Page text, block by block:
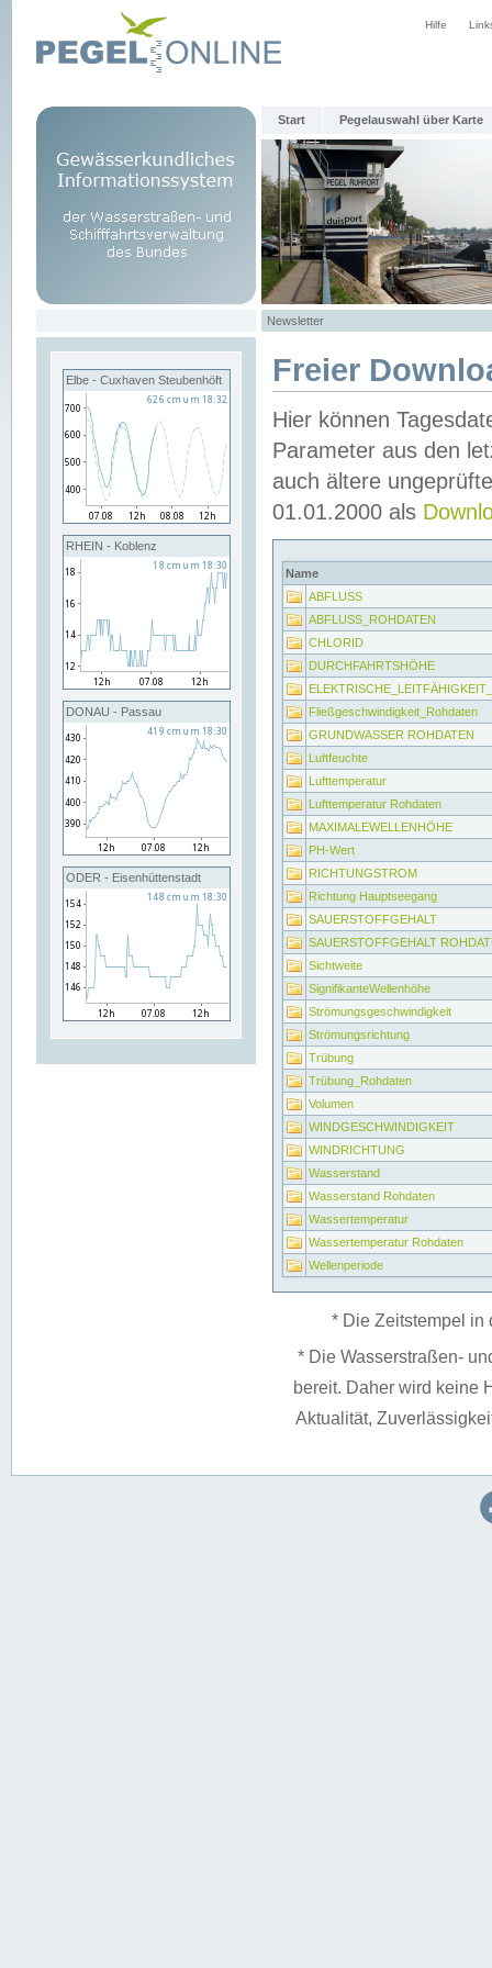
Hilfe
Start Pegelauswahl über Karte
Newsletter
Elbe - Cuxhaven Steubenhöft
RHEIN - Koblenz
DONAU - Passau
ODER - Eisenhüttenstadt
Freier
Hier können
Parameter aus den
auch ältere
01.01.2000 als
Name
ABFLUSS
ABFLUSS_ROHDATEN
CHLORID
DURCHFAHRTSHÖHE
Fließgeschwindigkeit_Rohdaten
GRUNDWASSER ROHDATEN
Luftfeuchte
Lufttemperatur
Lufttemperatur Rohdaten
MAXIMALEWELLENHÖHE
PH-Wert
RICHTUNGSTROM
Richtung Hauptseegang
SAUERSTOFFGEHALT
SAUERSTOFFGEHALT
Sichtweite
SignifikanteWellenhöhe
Strömungsgeschwindigkeit
Strömungsrichtung
Trübung
Trübung_Rohdaten
Volumen
WINDGESCHWINDIGKEIT
WINDRICHTUNG
Wasserstand
Wasserstand Rohdaten
Wassertemperatur
Wassertemperatur Rohdaten
Wellenperiode
* Die Zeitstempel in
* Die Wasserstraßen-
bereit. Daher wird keine
Aktualität,